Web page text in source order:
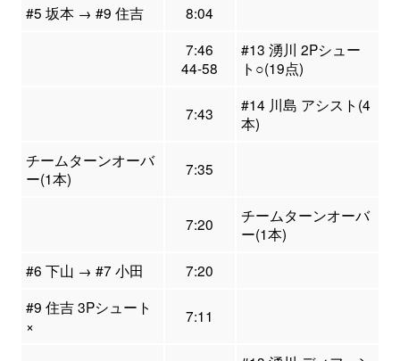
#5 坂本 → #9 住吉
8:04
7:46
44-58
#13 湧川 2Pシュー
ト○(19点)
7:43
#14 川島 アシスト(4
本)
チームターンオーバ
ー(1本)
7:35
7:20
チームターンオーバ
ー(1本)
#6 下山 → #7 小田
7:20
#9 住吉 3Pシュート
×
7:11